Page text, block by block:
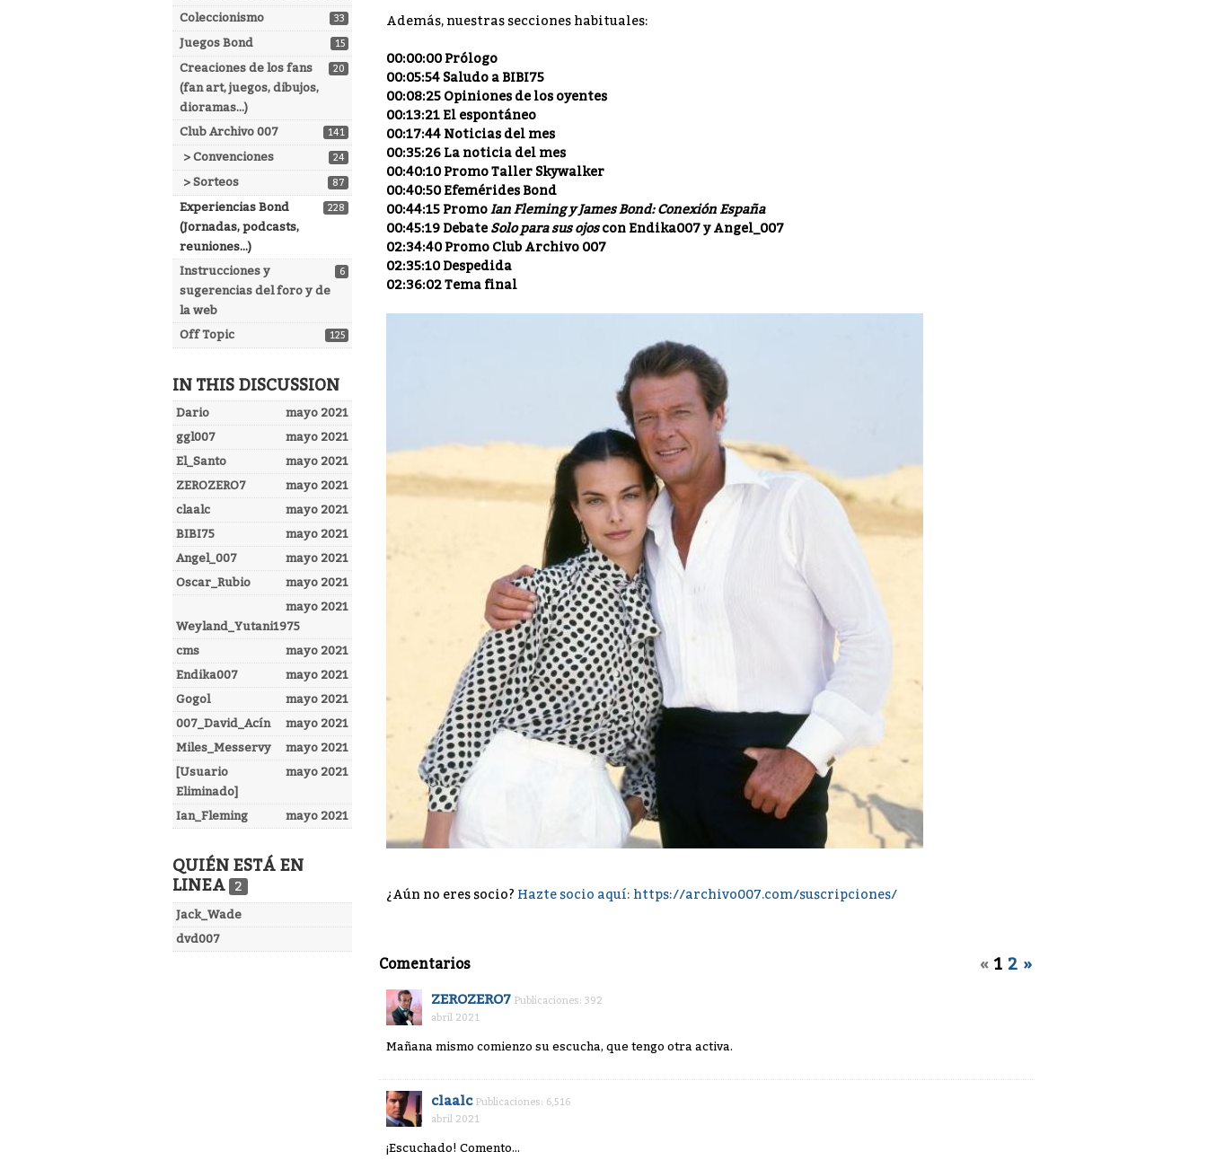
33
Coleccionismo
15
Juegos Bond
20
Creaciones de los fans
(fan art, juegos, dibujos,
dioramas...)
141
Club Archivo 007
24
> Convenciones
87
> Sorteos
228
Experiencias Bond
(Jornadas, podcasts,
reuniones...)
6
Instrucciones y
sugerencias del foro y de
la web
125
Off Topic
IN THIS DISCUSSION
mayo 2021
Dario
mayo 2021
ggl007
mayo 2021
El_Santo
mayo 2021
ZEROZERO7
mayo 2021
claalc
mayo 2021
BIBI75
mayo 2021
Angel_007
mayo 2021
Oscar_Rubio
mayo 2021
Weyland_Yutani1975
mayo 2021
cms
mayo 2021
Endika007
mayo 2021
Gogol
mayo 2021
007_David_Acín
mayo 2021
Miles_Messervy
mayo 2021
[Usuario
Eliminado]
mayo 2021
Ian_Fleming
QUIÉN ESTÁ EN
LINEA
2
Jack_Wade
dvd007
Además, nuestras secciones habituales:
00:00:00 Prólogo
00:05:54 Saludo a BIBI75
00:08:25 Opiniones de los oyentes
00:13:21 El espontáneo
00:17:44 Noticias del mes
00:35:26 La noticia del mes
00:40:10 Promo Taller Skywalker
00:40:50 Efemérides Bond
00:44:15 PromoIan Fleming y James Bond: Conexión España
00:45:19 Debate Solo para sus ojoscon Endika007 y Angel_007
02:34:40 Promo Club Archivo 007
02:35:10 Despedida
02:36:02 Tema final
¿Aún no eres socio? Hazte socio aquí: https://archivo007.com/suscripciones/
« 1 2 »
Comentarios
ZEROZERO7 Publicaciones: 392
abril 2021
Mañana mismo comienzo su escucha, que tengo otra activa.
claalc Publicaciones: 6,516
abril 2021
¡Escuchado! Comento...